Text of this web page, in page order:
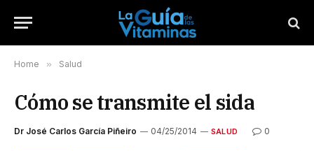
Home » Salud
Cómo se transmite el sida
Dr José Carlos García Piñeiro 04/25/2014 SALUD 0